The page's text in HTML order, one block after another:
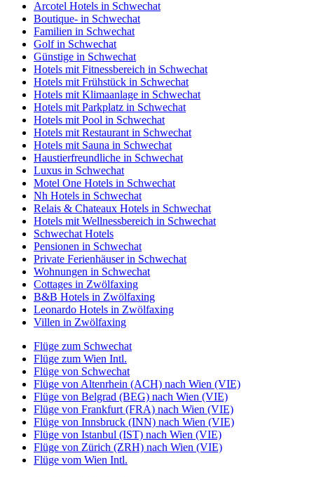
Arcotel Hotels in Schwechat
Boutique- in Schwechat
Familien in Schwechat
Golf in Schwechat
Günstige in Schwechat
Hotels mit Fitnessbereich in Schwechat
Hotels mit Frühstück in Schwechat
Hotels mit Klimaanlage in Schwechat
Hotels mit Parkplatz in Schwechat
Hotels mit Pool in Schwechat
Hotels mit Restaurant in Schwechat
Hotels mit Sauna in Schwechat
Haustierfreundliche in Schwechat
Luxus in Schwechat
Motel One Hotels in Schwechat
Nh Hotels in Schwechat
Relais & Chateaux Hotels in Schwechat
Hotels mit Wellnessbereich in Schwechat
Schwechat Hotels
Pensionen in Schwechat
Private Ferienhäuser in Schwechat
Wohnungen in Schwechat
Cottages in Zwölfaxing
B&B Hotels in Zwölfaxing
Leonardo Hotels in Zwölfaxing
Villen in Zwölfaxing
Flüge zum Schwechat
Flüge zum Wien Intl.
Flüge von Schwechat
Flüge von Altenrhein (ACH) nach Wien (VIE)
Flüge von Belgrad (BEG) nach Wien (VIE)
Flüge von Frankfurt (FRA) nach Wien (VIE)
Flüge von Innsbruck (INN) nach Wien (VIE)
Flüge von Istanbul (IST) nach Wien (VIE)
Flüge von Zürich (ZRH) nach Wien (VIE)
Flüge vom Wien Intl.